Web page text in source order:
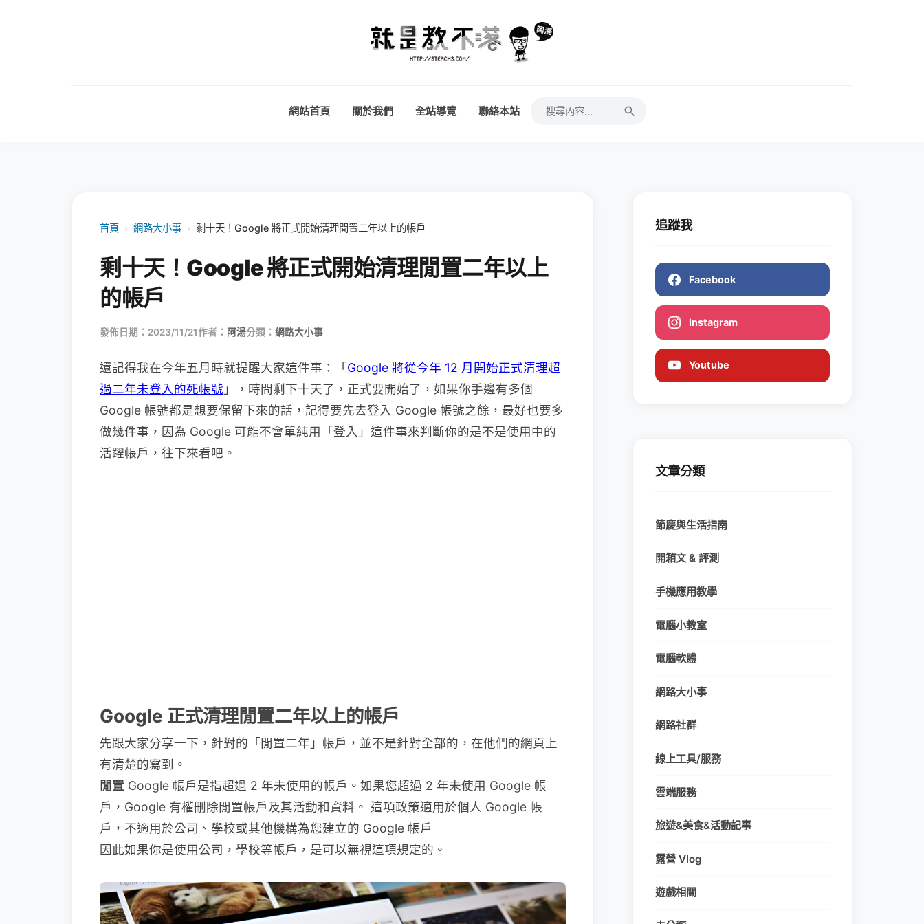
網站首頁 關於我們 全站導覽 聯絡本站
首頁 › 網路大小事 › 剩十天！Google 將正式開始清理閒置二年以上的帳戶
剩十天！Google 將正式開始清理閒置二年以上
的帳戶
發佈日期：2023/11/21作者： 阿湯分類： 網路大小事
還記得我在今年五月時就提醒大家這件事：「Google 將從今年 12 月開始正式清理超
過二年未登入的死帳號 」，時間剩下十天了，正式要開始了，如果你手邊有多個
Google 帳號都是想要保留下來的話，記得要先去登入 Google 帳號之餘，最好也要多
做幾件事，因為 Google 可能不會單純用「登入」這件事來判斷你的是不是使用中的
活躍帳戶，往下來看吧。
Google 正式清理閒置二年以上的帳戶
先跟大家分享一下，針對的「閒置二年」帳戶，並不是針對全部的，在他們的網頁上
有清楚的寫到。
閒置 Google 帳戶是指超過 2 年未使用的帳戶。如果您超過 2 年未使用 Google 帳
戶，Google 有權刪除閒置帳戶及其活動和資料。 這項政策適用於個人 Google 帳
戶，不適用於公司、學校或其他機構為您建立的 Google 帳戶
因此如果你是使用公司，學校等帳戶，是可以無視這項規定的。
追蹤我
Facebook
Instagram
Youtube
文章分類
節慶與生活指南
開箱文 & 評測
手機應用教學
電腦小教室
電腦軟體
網路大小事
網路社群
線上工具/服務
雲端服務
旅遊&美食&活動記事
露營 Vlog
遊戲相關